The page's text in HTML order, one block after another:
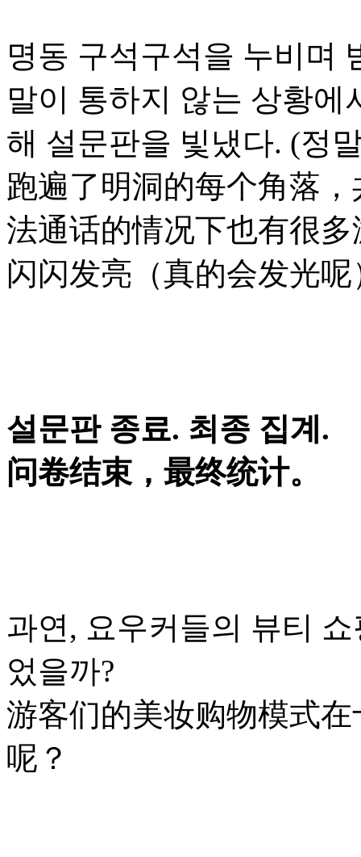
명동 구석구석을 누비며
말이 통하지 않는 상황
해 설문판을 빛냈다. (정
跑遍了明洞的每个角落
法通话的情况下也有很
闪闪发亮（真的会发光呢
설문판 종료. 최종 집계.
问卷结束，最终统计。
과연, 요우커들의 뷰티
었을까?
游客们的美妆购物模式
呢？